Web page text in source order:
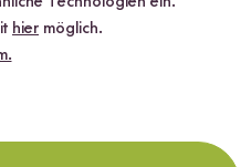
hier möglich.